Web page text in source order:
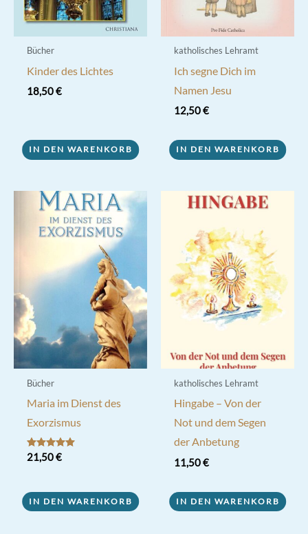
Bücher
Kinder des Lichtes
18,50€
IN DEN WARENKORB
katholisches Lehramt
Ich segne Dich im
Namen Jesu
12,50€
IN DEN WARENKORB
Bücher
Maria im Dienst des
Exorzismus
Bewertet mit
5.00
21,50€
IN DEN WARENKORB
katholisches Lehramt
Hingabe – Von der
Not und dem Segen
der Anbetung
11,50€
IN DEN WARENKORB